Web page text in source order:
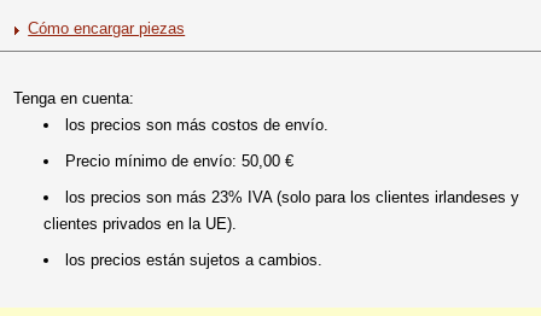
Cómo encargar piezas
Tenga en cuenta:
los precios son más costos de envío.
Precio mínimo de envío: 50,00 €
los precios son más 23% IVA (solo para los clientes irlandeses y
clientes privados en la UE).
los precios están sujetos a cambios.